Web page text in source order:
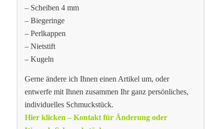
– Scheiben 4 mm
– Biegeringe
– Perlkappen
– Nietstift
– Kugeln
Gerne ändere ich Ihnen einen Artikel um, oder
entwerfe mit Ihnen zusammen Ihr ganz persönliches,
individuelles Schmuckstück.
Hier klicken – Kontakt für Änderung oder